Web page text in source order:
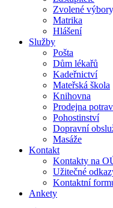
Zvolené
Matrika
Hlášení
Služby
Pošta
Dům lékařů
Kadeřnictví
Mateřská škola
Knihovna
Prodejna
Pohostinství
Dopravní
Masáže
Kontakt
Kontakty na
Užitečné
Kontaktní
Ankety